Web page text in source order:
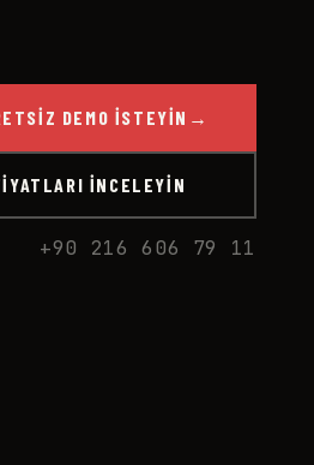
DEMO İSTEYIN →
İNCELEYIN
+90 216 606 79 11